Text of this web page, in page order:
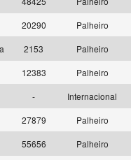
20290 Palheiro
2153 Palheiro
12383 Palheiro
- Internacional
27879 Palheiro
55656 Palheiro